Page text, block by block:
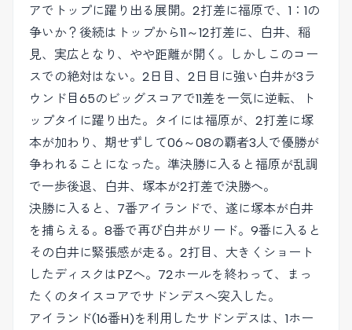
アでトップに躍り出る展開。2打差に福原で、1：1の
争いか？後続はトップから11～12打差に、白井、稲
見、実広となり、やや距離が開く。しかしこのコー
スでの絶対はない。2日目、2日目に強い白井が3ラ
ウンド目65のビッグスコアで11差を一気に逆転、ト
ップタイに躍り出た。タイには福原が、2打差に塚
本が加わり、期せずして06～08の覇者3人で優勝が
争われることになった。準決勝に入ると福原が乱調
で一歩後退、白井、塚本が2打差で決勝へ。
決勝に入ると、7番アイランドで、遂に塚本が白井
を捕らえる。8番で再び白井がリード。9番に入ると
その白井に緊張感が走る。2打目、大きくショート
したディスクはPZへ。72ホールを終わって、まっ
たくのタイスコアでサドンデスへ突入した。
アイランド(16番H)を利用したサドンデスは、1ホー